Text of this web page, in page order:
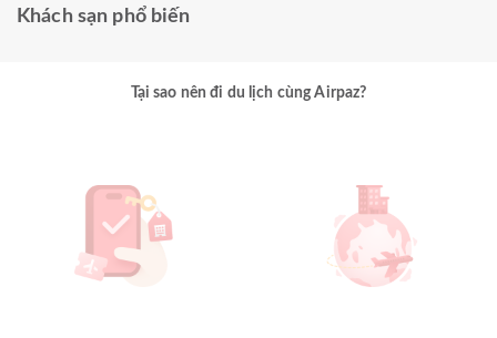
Khách sạn phổ biến
Tại sao nên đi du lịch cùng Airpaz?